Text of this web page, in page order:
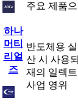
주요 제품
하나
머티
리얼
즈
반도체용
산 시 사용
재의 일렉
사업 영위